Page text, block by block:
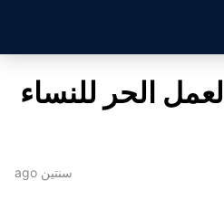
الحر للنساء
سنتين ago